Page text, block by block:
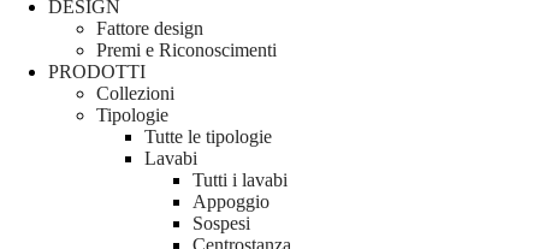
DESIGN
Fattore design
Premi e Riconoscimenti
PRODOTTI
Collezioni
Tipologie
Tutte le tipologie
Lavabi
Tutti i lavabi
Appoggio
Sospesi
Centrostanza